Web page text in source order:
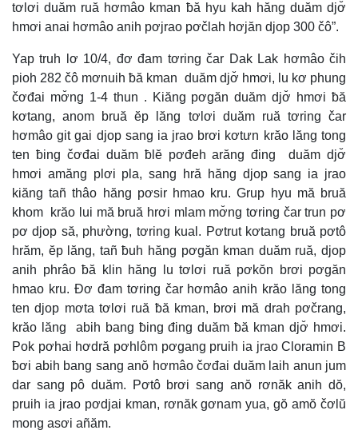
tơlơi duăm ruă hơmâo kman ƀă hyu kah hăng duăm djơ̆
hmơi anai hơmâo anih pơjrao pơčlah hơjăn djop 300 čô”.
Yap truh lơ 10/4, đơ đam tơring čar Dak Lak hơmâo čih
pioh 282 čô mơnuih ƀă kman duăm djơ̆ hmơi, lu kơ phung
čơđai mơ̆ng 1-4 thun . Kiăng pơgăn duăm djơ̆ hmơi ƀă
kơtang, anom bruă ĕp lăng tơlơi duăm ruă tơring čar
hơmâo git gai djop sang ia jrao brơi kơtưn krăo lăng tong
ten ƀing čơđai duăm ƀlĕ pơđeh arăng đing duăm djơ̆
hmơi amăng plơi pla, sang hră hăng djop sang ia jrao
kiăng tañ thâo hăng pơsir hmao kru. Grup hyu mă bruă
khom krăo lui mă bruă hrơi mlam mơ̆ng tơring čar trun pơ
pơ djop să, phường, tơring kual. Pơtrut kơtang bruă pơtô
hrăm, ĕp lăng, tañ ƀuh hăng pơgăn kman duăm ruă, djop
anih phrâo ƀă klin hăng lu tơlơi ruă pơkŏn brơi pơgăn
hmao kru. Đơ đam tơring čar hơmâo anih krăo lăng tong
ten djop mơta tơlơi ruă ƀă kman, brơi mă drah pơčrang,
krăo lăng abih bang ƀing đing duăm ƀă kman djơ̆ hmơi.
Pok pơhai hơdră pơhlôm pơgang pruih ia jrao Cloramin B
ƀơi abih bang sang anŏ hơmâo čơđai duăm laih anun jum
dar sang pô duăm. Pơtô brơi sang anŏ rơnăk anih dŏ,
pruih ia jrao pơdjai kman, rơnăk gơnam yua, gŏ amŏ čơlŭ
mong asơi añăm.